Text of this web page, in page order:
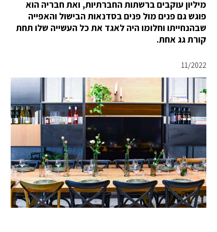
מיליון עוקבים ברשתות החברתיות, ואת חבריה הוא
פוגש גם פנים מול פנים בסדנאות הבישול והאפייה
שבהנחייתו וחלומו היה לאגד את כל העשייה שלו תחת
קורת גג אחת.
11/2022